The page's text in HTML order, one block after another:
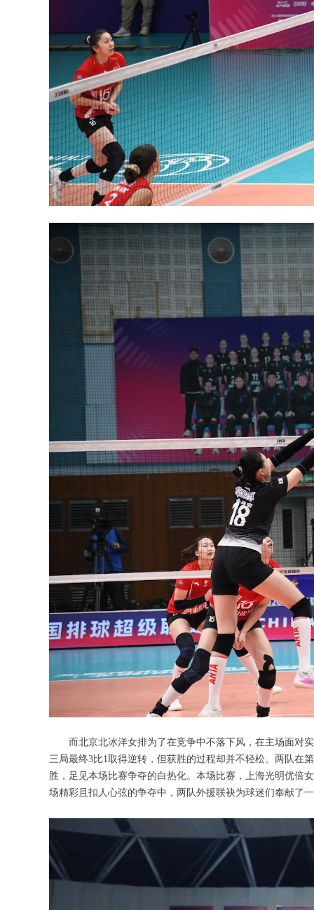
而北京北冰洋女排为了在竞争中不落下风，在主场面对
三局最终3比1取得逆转，但获胜的过程却并不轻松。两队在
胜，足见本场比赛争夺的白热化。本场比赛，上海光明优倍
场精彩且扣人心弦的争夺中，两队外援联袂为球迷们奉献了